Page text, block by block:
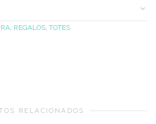
, REGALOS, TOTES
RELACIONADOS